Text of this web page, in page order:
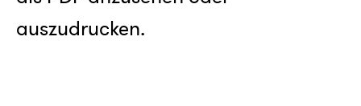
auszudrucken.